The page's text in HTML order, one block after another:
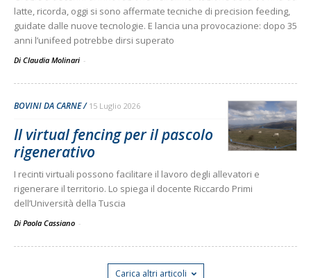
latte, ricorda, oggi si sono affermate tecniche di precision feeding,
guidate dalle nuove tecnologie. E lancia una provocazione: dopo 35
anni l’unifeed potrebbe dirsi superato
Di Claudia Molinari -
BOVINI DA CARNE 15 Luglio 2026
Il virtual fencing per il pascolo
rigenerativo
I recinti virtuali possono facilitare il lavoro degli allevatori e
rigenerare il territorio. Lo spiega il docente Riccardo Primi
dell’Università della Tuscia
Di Paola Cassiano -
Carica altri articoli